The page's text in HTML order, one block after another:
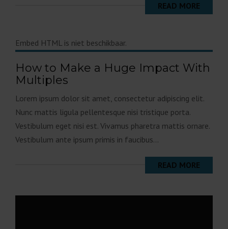
READ MORE
Embed HTML is niet beschikbaar.
How to Make a Huge Impact With
Multiples
Lorem ipsum dolor sit amet, consectetur adipiscing elit.
Nunc mattis ligula pellentesque nisi tristique porta.
Vestibulum eget nisi est. Vivamus pharetra mattis ornare.
Vestibulum ante ipsum primis in faucibus...
READ MORE